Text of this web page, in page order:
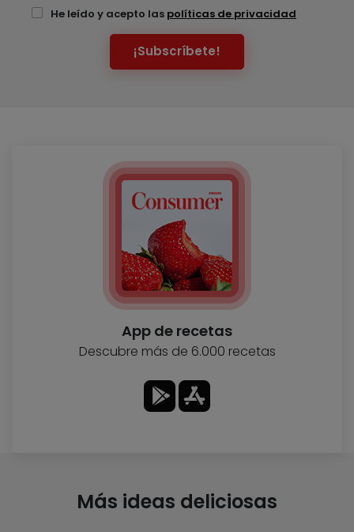
He leído y acepto las políticas de privacidad
¡Subscríbete!
App de recetas
Descubre más de 6.000 recetas
Más ideas deliciosas